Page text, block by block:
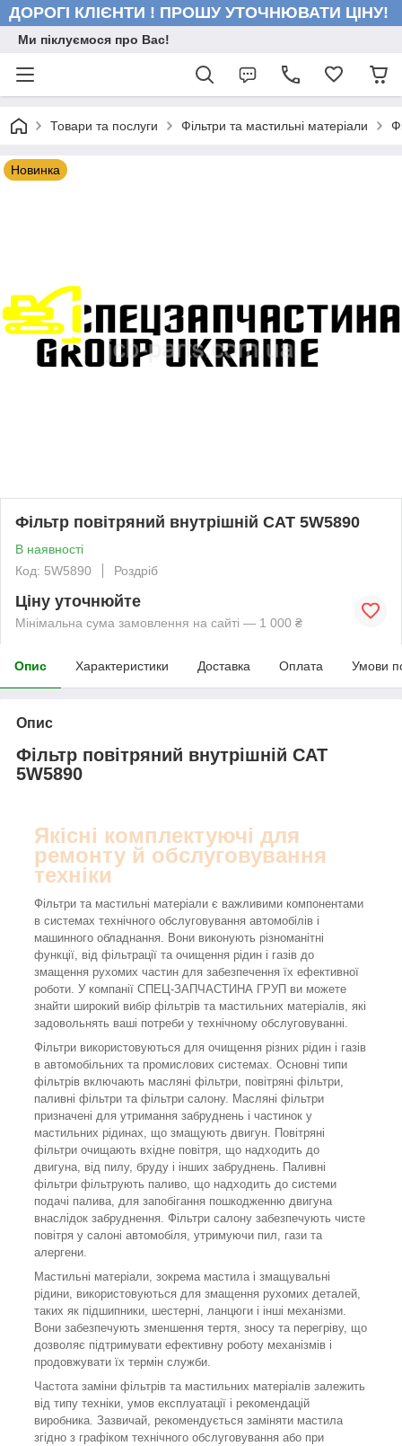
ДОРОГІ КЛІЄНТИ ! ПРОШУ УТОЧНЮВАТИ ЦІНУ!
Ми піклуємося про Вас!
Товари та послуги Фільтри та мастильні матеріали
Новинка
Фільтр повітряний внутрішній CAT 5W5890
В наявності
Код: 5W5890
Роздріб
Ціну уточнюйте
Мінімальна сума замовлення на сайті — 1 000 ₴
Опис Характеристики Доставка Оплата Умови
Опис
Фільтр повітряний внутрішній CAT
5W5890
Якісні комплектуючі для
ремонту й обслуговування
техніки
Фільтри та мастильні матеріали є важливими компонентами
в системах технічного обслуговування автомобілів і
машинного обладнання. Вони виконують різноманітні
функції, від фільтрації та очищення рідин і газів до
змащення рухомих частин для забезпечення їх ефективної
роботи. У компанії СПЕЦ-ЗАПЧАСТИНА ГРУП ви можете
знайти широкий вибір фільтрів та мастильних матеріалів, які
задовольнять ваші потреби у технічному обслуговуванні.
Фільтри використовуються для очищення різних рідин і газів
в автомобільних та промислових системах. Основні типи
фільтрів включають масляні фільтри, повітряні фільтри,
паливні фільтри та фільтри салону. Масляні фільтри
призначені для утримання забруднень і частинок у
мастильних рідинах, що змащують двигун. Повітряні
фільтри очищають вхідне повітря, що надходить до
двигуна, від пилу, бруду і інших забруднень. Паливні
фільтри фільтрують паливо, що надходить до системи
подачі палива, для запобігання пошкодженню двигуна
внаслідок забруднення. Фільтри салону забезпечують чисте
повітря у салоні автомобіля, утримуючи пил, гази та
алергени.
Мастильні матеріали, зокрема мастила і змащувальні
рідини, використовуються для змащення рухомих деталей,
таких як підшипники, шестерні, ланцюги і інші механізми.
Вони забезпечують зменшення тертя, зносу та перегріву, що
дозволяє підтримувати ефективну роботу механізмів і
продовжувати їх термін служби.
Частота заміни фільтрів та мастильних матеріалів залежить
від типу техніки, умов експлуатації і рекомендацій
виробника. Зазвичай, рекомендується заміняти мастила
згідно з графіком технічного обслуговування або при